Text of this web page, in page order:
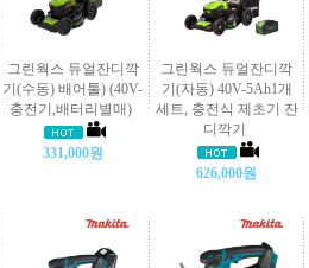
그린웍스 듀얼잔디깍
기(수동) 배어툴) (40V-
충전기,배터리별매)
331,000원
그린웍스 듀얼잔디깍
기(자동) 40V-5Ah1개
세트, 충전식 제초기 잔
디깍기
626,000원